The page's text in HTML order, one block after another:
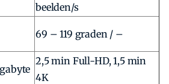
beelden/s
69 – 119 graden / –
2,5 min Full-HD, 1,5 min
4K